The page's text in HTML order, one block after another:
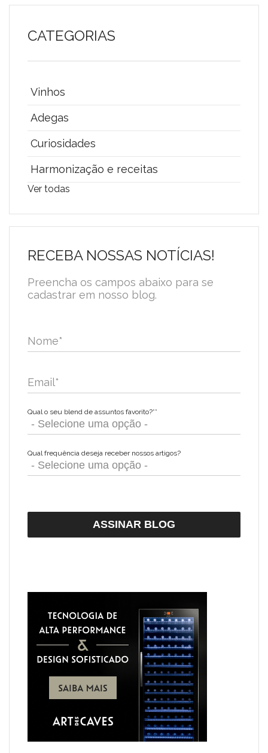
CATEGORIAS
Vinhos
Adegas
Curiosidades
Harmonização e receitas
Ver todas
RECEBA NOSSAS NOTÍCIAS!
Preencha os campos abaixo para se
cadastrar em nosso blog.
Nome*
Email*
Qual o seu blend de assuntos favorito?**
Qual frequência deseja receber nossos artigos?